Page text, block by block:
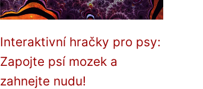
Interaktivní hračky pro psy:
Zapojte psí mozek a
zahnejte nudu!